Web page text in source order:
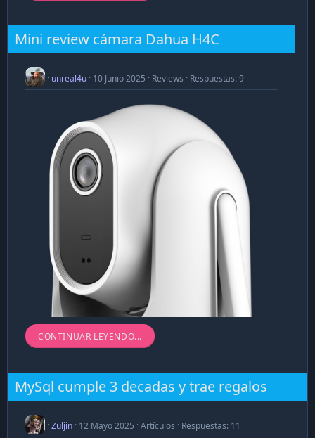
Mi plataforma original la...
Mini review cámara Dahua H4C
unreal4u 10 Junio 2025 Reviews Respuestas: 9
CONTINUAR LEYENDO...
MySql cumple 3 decadas y trae regalos
Zuljin 12 Mayo 2025 Artículos Respuestas: 11